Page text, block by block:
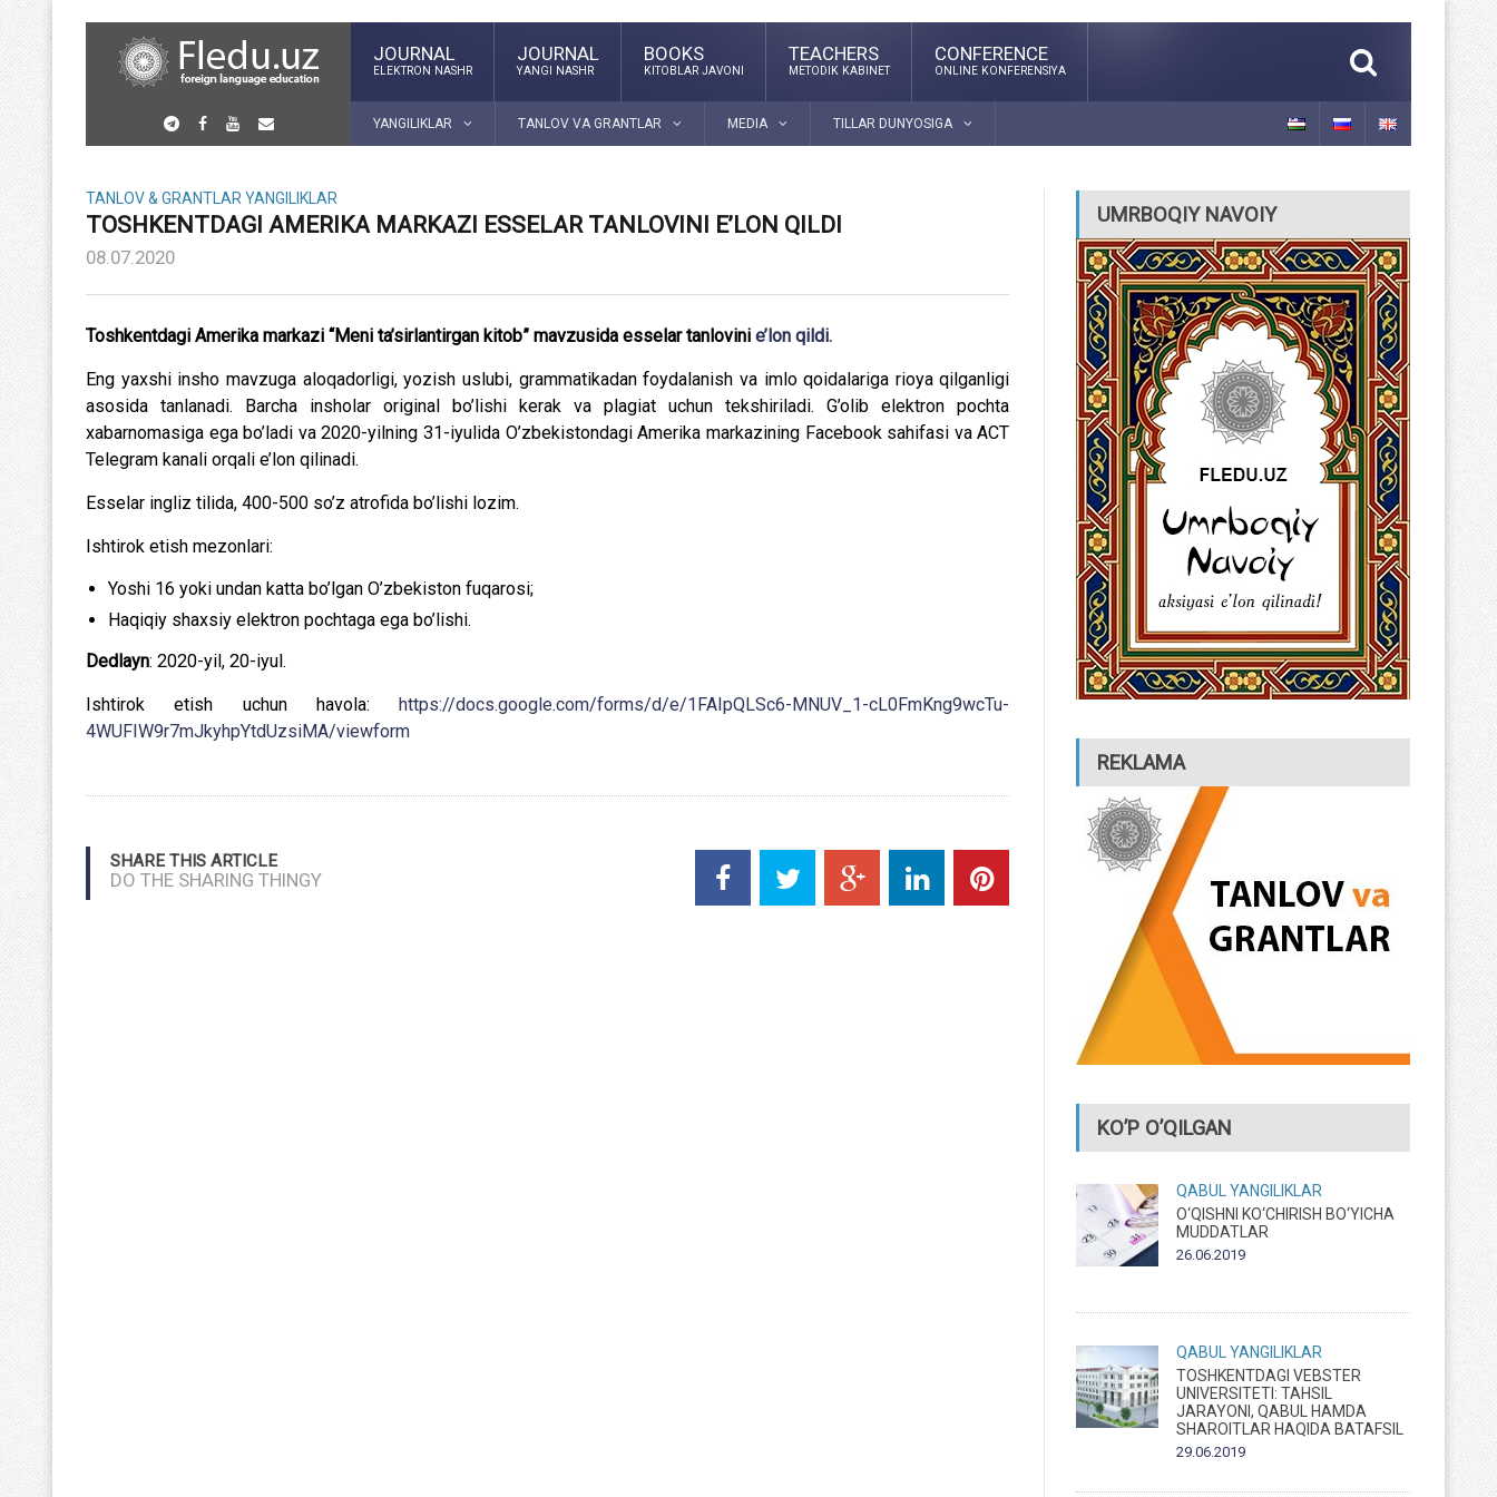
JOURNAL
ELEKTRON NASHR
JOURNAL
YANGI NASHR
BOOKS
KITOBLAR JAVONI
TEACHERS
METODIK KABINET
CONFERENCE
ONLINE KONFERENSIYA
YANGILIKLAR TANLOV VA GRANTLAR MEDIA TILLAR DUNYOSIGA
TANLOV & GRANTLAR YANGILIKLAR
TOSHKENTDAGI AMERIKA MARKAZI ESSELAR TANLOVINI E’LON QILDI
08.07.2020
Toshkentdagi Amerika markazi “Meni ta’sirlantirgan kitob” mavzusida esselar tanlovini e’lon qildi.
Eng yaxshi insho mavzuga aloqadorligi, yozish uslubi, grammatikadan foydalanish va imlo qoidalariga rioya qilganligi
asosida tanlanadi. Barcha insholar original bo’lishi kerak va plagiat uchun tekshiriladi. G’olib elektron pochta
xabarnomasiga ega bo’ladi va 2020-yilning 31-iyulida O’zbekistondagi Amerika markazining Facebook sahifasi va ACT
Telegram kanali orqali e’lon qilinadi.
Esselar ingliz tilida, 400-500 so’z atrofida bo’lishi lozim.
Ishtirok etish mezonlari:
Yoshi 16 yoki undan katta bo’lgan O’zbekiston fuqarosi;
Haqiqiy shaxsiy elektron pochtaga ega bo’lishi.
Dedlayn: 2020-yil, 20-iyul.
Ishtirok etish uchun havola:https://docs.google.com/forms/d/e/1FAIpQLSc6-MNUV_1-cL0FmKng9wcTu-
4WUFIW9r7mJkyhpYtdUzsiMA/viewform
SHARE THIS ARTICLE
DO THE SHARING THINGY
UMRBOQIY NAVOIY
REKLAMA
KO’P O’QILGAN
QABUL
YANGILIKLAR
O‘QISHNI KO‘CHIRISH BO‘YICHA
MUDDATLAR
26.06.2019
QABUL
YANGILIKLAR
TOSHKENTDAGI VEBSTER
UNIVERSITETI: TAHSIL
JARAYONI, QABUL HAMDA
SHAROITLAR HAQIDA BATAFSIL
29.06.2019